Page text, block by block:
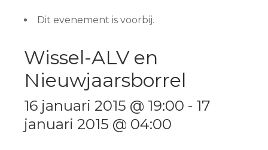
Dit evenement is voorbij.
Wissel-ALV en
Nieuwjaarsborrel
16 januari 2015 @ 19:00 - 17
januari 2015 @ 04:00